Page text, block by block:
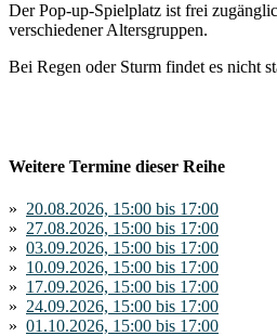
Der Pop-up-Spielplatz ist frei
verschiedener Altersgruppen.
Bei Regen oder Sturm findet es nicht
Weitere Termine dieser Reihe
» 20.08.2026, 15:00 bis 17:00
» 27.08.2026, 15:00 bis 17:00
» 03.09.2026, 15:00 bis 17:00
» 10.09.2026, 15:00 bis 17:00
» 17.09.2026, 15:00 bis 17:00
» 24.09.2026, 15:00 bis 17:00
» 01.10.2026, 15:00 bis 17:00